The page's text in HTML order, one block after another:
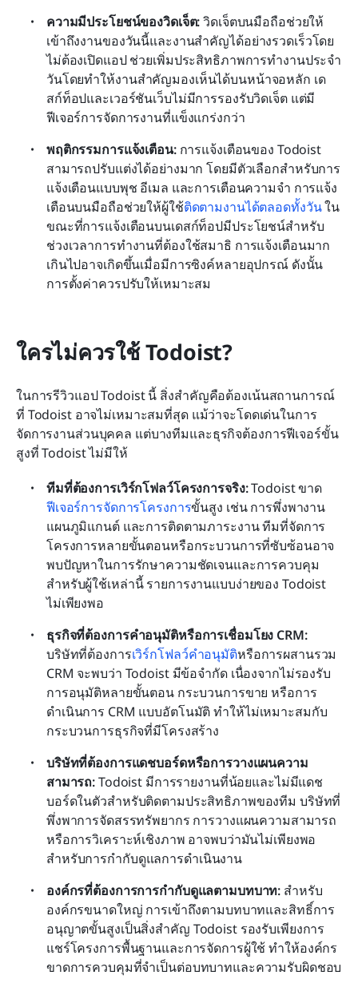
ความมีประโยชน์ของวิดเจ็ต: วิดเจ็ตบนมือถือช่วยให้
เข้าถึงงานของวันนี้และงานสำคัญได้อย่างรวดเร็วโดย
ไม่ต้องเปิดแอป ช่วยเพิ่มประสิทธิภาพการทำงานประจำ
วันโดยทำให้งานสำคัญมองเห็นได้บนหน้าจอหลัก เด
สก์ท็อปและเวอร์ชันเว็บไม่มีการรองรับวิดเจ็ต แต่มี
ฟีเจอร์การจัดการงานที่แข็งแกร่งกว่า
พฤติกรรมการแจ้งเตือน: การแจ้งเตือนของ Todoist
สามารถปรับแต่งได้อย่างมาก โดยมีตัวเลือกสำหรับการ
แจ้งเตือนแบบพุช อีเมล และการเตือนความจำ การแจ้ง
เตือนบนมือถือช่วยให้ผู้ใช้ติดตามงานได้ตลอดทั้งวัน ใน
ขณะที่การแจ้งเตือนบนเดสก์ท็อปมีประโยชน์สำหรับ
ช่วงเวลาการทำงานที่ต้องใช้สมาธิ การแจ้งเตือนมาก
เกินไปอาจเกิดขึ้นเมื่อมีการซิงค์หลายอุปกรณ์ ดังนั้น
การตั้งค่าควรปรับให้เหมาะสม
ใครไม่ควรใช้ Todoist?
ในการรีวิวแอป Todoist นี้ สิ่งสำคัญคือต้องเน้นสถานการณ์
ที่ Todoist อาจไม่เหมาะสมที่สุด แม้ว่าจะโดดเด่นในการ
จัดการงานส่วนบุคคล แต่บางทีมและธุรกิจต้องการฟีเจอร์ขั้น
สูงที่ Todoist ไม่มีให้
ทีมที่ต้องการเวิร์กโฟลว์โครงการจริง: Todoist ขาด
ฟีเจอร์การจัดการโครงการขั้นสูง เช่น การพึ่งพางาน
แผนภูมิแกนต์ และการติดตามภาระงาน ทีมที่จัดการ
โครงการหลายขั้นตอนหรือกระบวนการที่ซับซ้อนอาจ
พบปัญหาในการรักษาความชัดเจนและการควบคุม
สำหรับผู้ใช้เหล่านี้ รายการงานแบบง่ายของ Todoist
ไม่เพียงพอ
ธุรกิจที่ต้องการคำอนุมัติหรือการเชื่อมโยง CRM:
บริษัทที่ต้องการเวิร์กโฟลว์คำอนุมัติหรือการผสานรวม
CRM จะพบว่า Todoist มีข้อจำกัด เนื่องจากไม่รองรับ
การอนุมัติหลายขั้นตอน กระบวนการขาย หรือการ
ดำเนินการ CRM แบบอัตโนมัติ ทำให้ไม่เหมาะสมกับ
กระบวนการธุรกิจที่มีโครงสร้าง
บริษัทที่ต้องการแดชบอร์ดหรือการวางแผนความ
สามารถ: Todoist มีการรายงานที่น้อยและไม่มีแดช
บอร์ดในตัวสำหรับติดตามประสิทธิภาพของทีม บริษัทที่
พึ่งพาการจัดสรรทรัพยากร การวางแผนความสามารถ
หรือการวิเคราะห์เชิงภาพ อาจพบว่ามันไม่เพียงพอ
สำหรับการกำกับดูแลการดำเนินงาน
องค์กรที่ต้องการการกำกับดูแลตามบทบาท: สำหรับ
องค์กรขนาดใหญ่ การเข้าถึงตามบทบาทและสิทธิ์การ
อนุญาตขั้นสูงเป็นสิ่งสำคัญ Todoist รองรับเพียงการ
แชร์โครงการพื้นฐานและการจัดการผู้ใช้ ทำให้องค์กร
ขาดการควบคุมที่จำเป็นต่อบทบาทและความรับผิดชอบ